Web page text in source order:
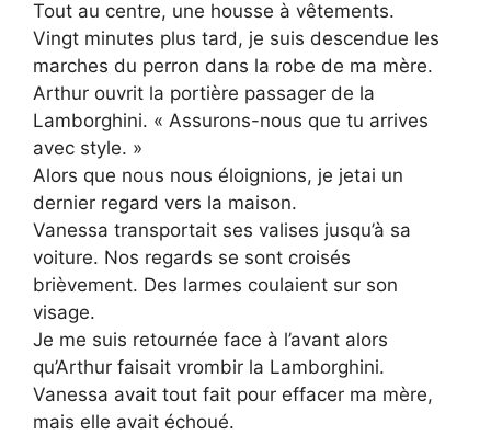
Tout au centre, une housse à vêtements.
Vingt minutes plus tard, je suis descendue les
marches du perron dans la robe de ma mère.
Arthur ouvrit la portière passager de la
Lamborghini. « Assurons-nous que tu arrives
avec style. »
Alors que nous nous éloignions, je jetai un
dernier regard vers la maison.
Vanessa transportait ses valises jusqu’à sa
voiture. Nos regards se sont croisés
brièvement. Des larmes coulaient sur son
visage.
Je me suis retournée face à l’avant alors
qu’Arthur faisait vrombir la Lamborghini.
Vanessa avait tout fait pour effacer ma mère,
mais elle avait échoué.